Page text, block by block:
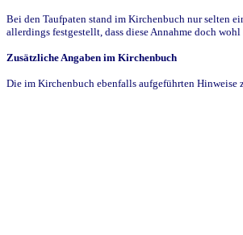
Bei den Taufpaten stand im Kirchenbuch nur selten
allerdings festgestellt, dass diese Annahme doch
Zusätzliche Angaben im Kirchenbuch
Die im Kirchenbuch ebenfalls aufgeführten Hinweise